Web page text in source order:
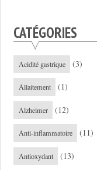
CATÉGORIES
Acidité gastrique (3)
Allaitement (1)
Alzheimer (12)
Anti-inflammatoire (11)
Antioxydant (13)